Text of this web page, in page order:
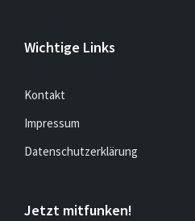
Wichtige Links
Kontakt
Impressum
Datenschutzerklärung
Jetzt mitfunken!